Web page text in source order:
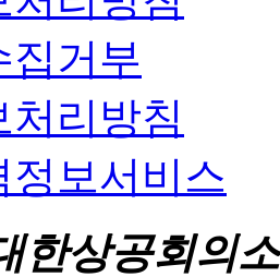
집거부
처리방침
정보서비스
한상공회의소